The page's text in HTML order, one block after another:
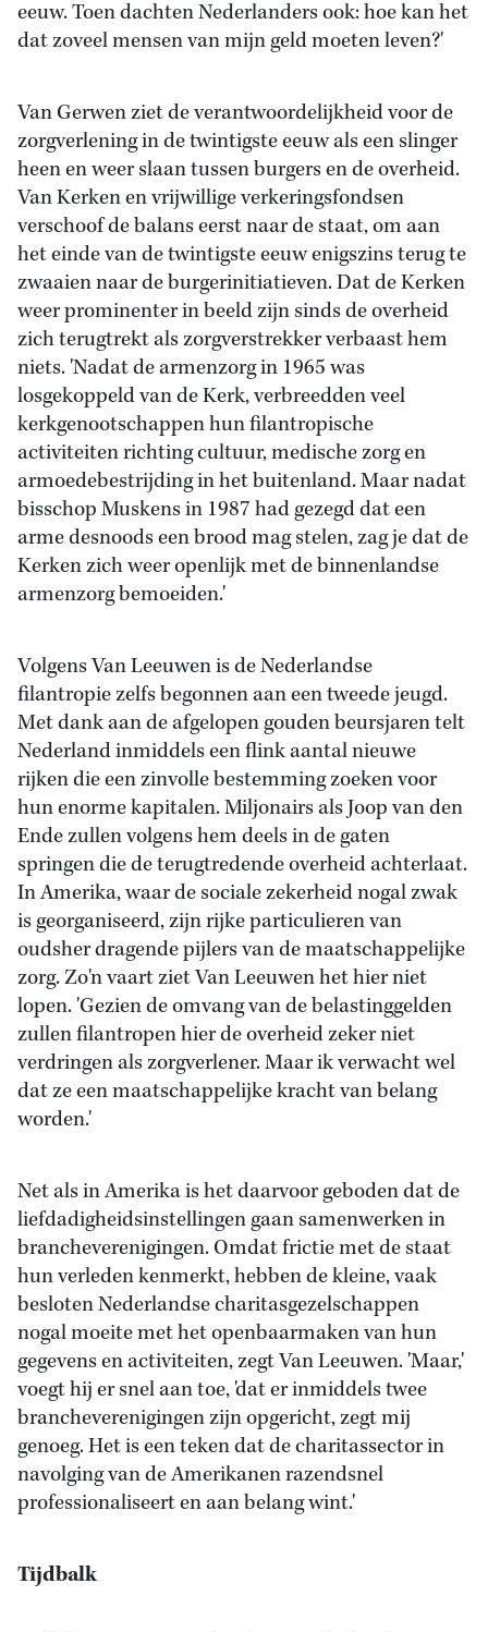
eeuw. Toen dachten Nederlanders ook: hoe kan het
dat zoveel mensen van mijn geld moeten leven?'
Van Gerwen ziet de verantwoordelijkheid voor de
zorgverlening in de twintigste eeuw als een slinger
heen en weer slaan tussen burgers en de overheid.
Van Kerken en vrijwillige verkeringsfondsen
verschoof de balans eerst naar de staat, om aan
het einde van de twintigste eeuw enigszins terug te
zwaaien naar de burgerinitiatieven. Dat de Kerken
weer prominenter in beeld zijn sinds de overheid
zich terugtrekt als zorgverstrekker verbaast hem
niets. 'Nadat de armenzorg in 1965 was
losgekoppeld van de Kerk, verbreedden veel
kerkgenootschappen hun filantropische
activiteiten richting cultuur, medische zorg en
armoedebestrijding in het buitenland. Maar nadat
bisschop Muskens in 1987 had gezegd dat een
arme desnoods een brood mag stelen, zag je dat de
Kerken zich weer openlijk met de binnenlandse
armenzorg bemoeiden.'
Volgens Van Leeuwen is de Nederlandse
filantropie zelfs begonnen aan een tweede jeugd.
Met dank aan de afgelopen gouden beursjaren telt
Nederland inmiddels een flink aantal nieuwe
rijken die een zinvolle bestemming zoeken voor
hun enorme kapitalen. Miljonairs als Joop van den
Ende zullen volgens hem deels in de gaten
springen die de terugtredende overheid achterlaat.
In Amerika, waar de sociale zekerheid nogal zwak
is georganiseerd, zijn rijke particulieren van
oudsher dragende pijlers van de maatschappelijke
zorg. Zo'n vaart ziet Van Leeuwen het hier niet
lopen. 'Gezien de omvang van de belastinggelden
zullen filantropen hier de overheid zeker niet
verdringen als zorgverlener. Maar ik verwacht wel
dat ze een maatschappelijke kracht van belang
worden.'
Net als in Amerika is het daarvoor geboden dat de
liefdadigheidsinstellingen gaan samenwerken in
brancheverenigingen. Omdat frictie met de staat
hun verleden kenmerkt, hebben de kleine, vaak
besloten Nederlandse charitasgezelschappen
nogal moeite met het openbaarmaken van hun
gegevens en activiteiten, zegt Van Leeuwen. 'Maar,'
voegt hij er snel aan toe, 'dat er inmiddels twee
brancheverenigingen zijn opgericht, zegt mij
genoeg. Het is een teken dat de charitassector in
navolging van de Amerikanen razendsnel
professionaliseert en aan belang wint.'
Tijdbalk